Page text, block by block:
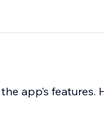
app’s features.